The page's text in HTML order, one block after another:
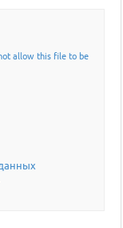
allow this file to be